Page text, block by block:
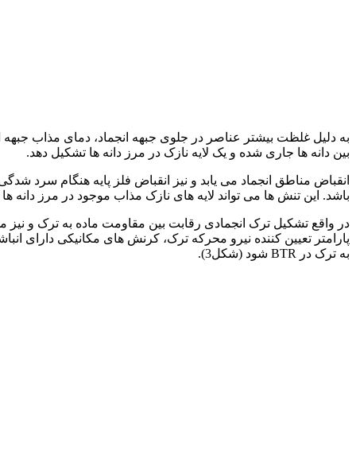
به دلیل غلظت بیشتر عناصر در جلوی جبهه انجماد، دمای مذاب
بین دانه ها جاری شده و یک لایه نازک در مرز دانه ها تشکیل دهد.
باشد. این تنش ها می تواند لایه های نازک مذاب موجود در مرز دانه ها
به ترک در BTR شود (شکل3).